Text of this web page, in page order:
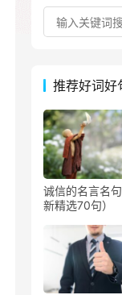
推荐好词好
诚信的名言名
新精选70句）